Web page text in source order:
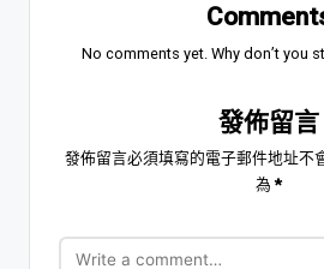
No comments yet. Why don’t you
發佈留言
發佈留言必須填寫的電子郵件地址不
為*